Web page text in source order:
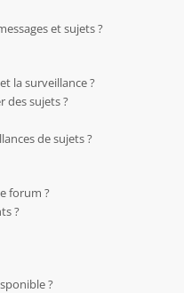
et sujets ?
la surveillance ?
des sujets ?
de sujets ?
forum ?
?
?